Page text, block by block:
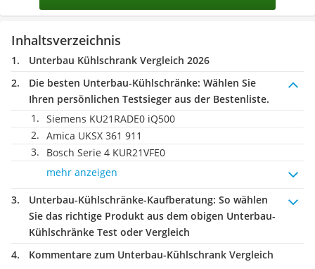
Inhaltsverzeichnis
Unterbau Kühlschrank Vergleich 2026
Die besten Unterbau-Kühlschränke: Wählen Sie
Ihren persönlichen Testsieger aus der Bestenliste.
Siemens KU21RADE0 iQ500
Amica UKSX 361 911
Bosch Serie 4 KUR21VFE0
mehr anzeigen
Unterbau-Kühlschränke-Kaufberatung: So wählen
Sie das richtige Produkt aus dem obigen Unterbau-
Kühlschränke Test oder Vergleich
Kommentare zum Unterbau-Kühlschrank Vergleich